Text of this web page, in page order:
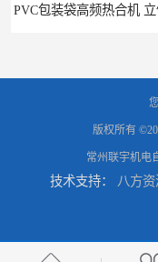
PVC包装袋高频热合机 立体袋焊接机 找联宇生产厂家
版权所有
常州联宇机电
技术支持： 八方资